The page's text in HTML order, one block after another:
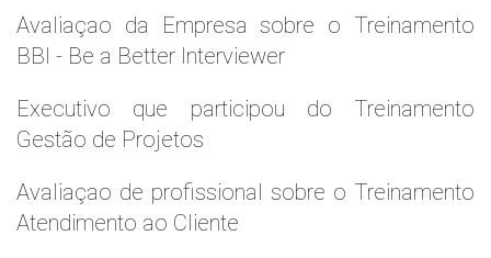
Avaliaçao da Empresa sobre o Treinamento
BBI - Be a Better Interviewer
Executivo que participou do Treinamento
Gestão de Projetos
Avaliaçao de profissional sobre o Treinamento
Atendimento ao Cliente